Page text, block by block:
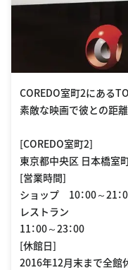
COREDO室町2にある
素敵な映画で彼との距
[COREDO室町2]
東京都中央区 日本橋室
[営業時間]
ショップ 10：00～21：
レストラン
11：00～23：00
[休館日]
2016年12月末まで全館